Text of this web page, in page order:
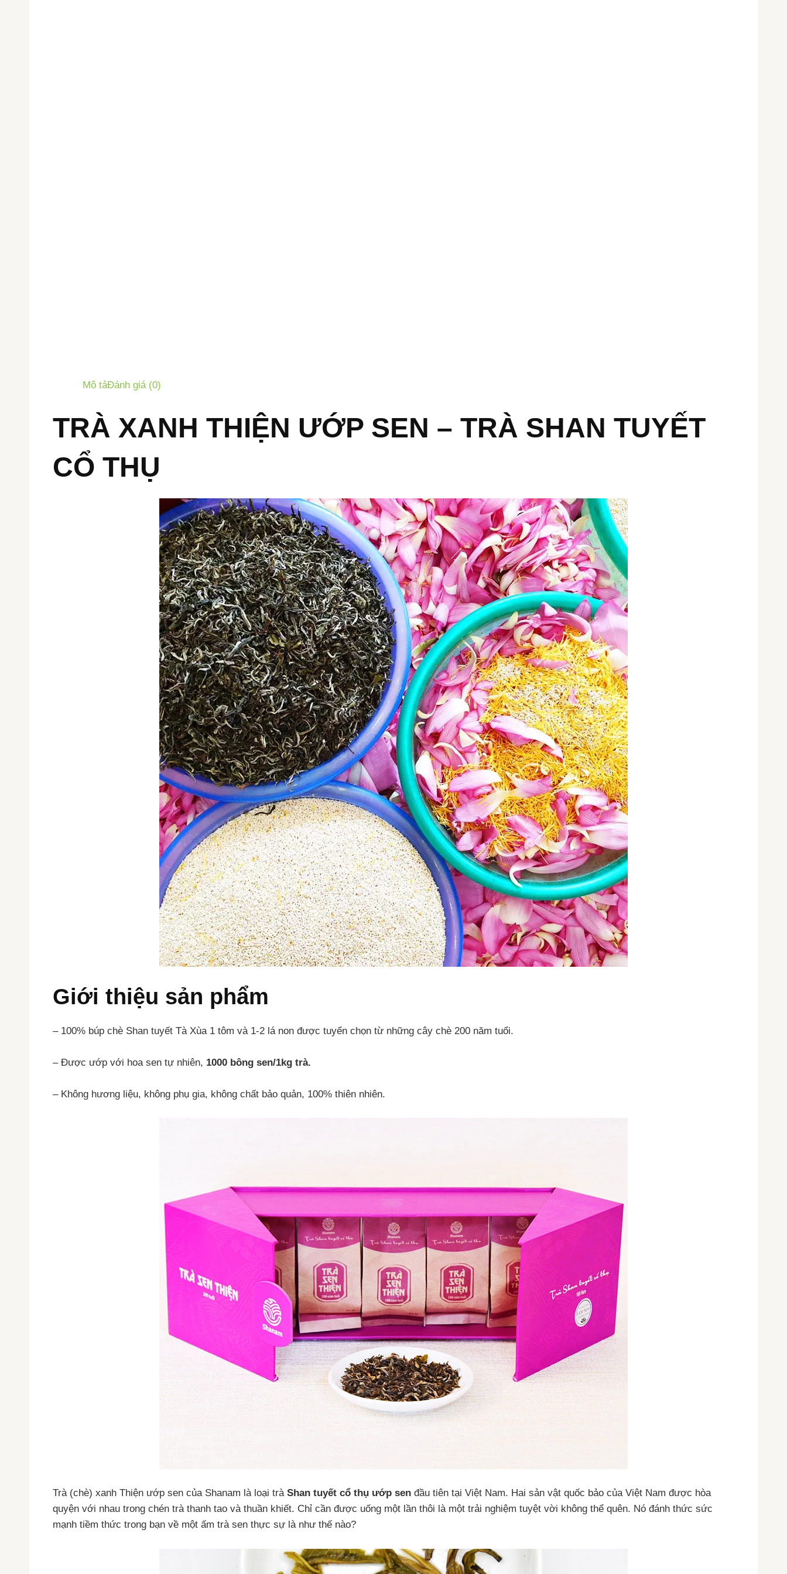
Mô tảĐánh giá (0)
TRÀ XANH THIỆN ƯỚP SEN – TRÀ SHAN TUYẾT
CỔ THỤ
Giới thiệu sản phẩm
– 100% búp chè Shan tuyết Tà Xùa 1 tôm và 1-2 lá non được tuyển chọn từ những cây chè 200 năm tuổi.
– Được ướp với hoa sen tự nhiên, 1000 bông sen/1kg trà.
– Không hương liệu, không phụ gia, không chất bảo quản, 100% thiên nhiên.
Trà (chè) xanh Thiện ướp sen của Shanam là loại trà Shan tuyết cổ thụ ướp sen đầu tiên tại Việt Nam. Hai sản vật quốc bảo của Việt Nam được hòa
quyện với nhau trong chén trà thanh tao và thuần khiết. Chỉ cần được uống một lần thôi là một trải nghiệm tuyệt vời không thể quên. Nó đánh thức sức
mạnh tiềm thức trong bạn về một ấm trà sen thực sự là như thế nào?